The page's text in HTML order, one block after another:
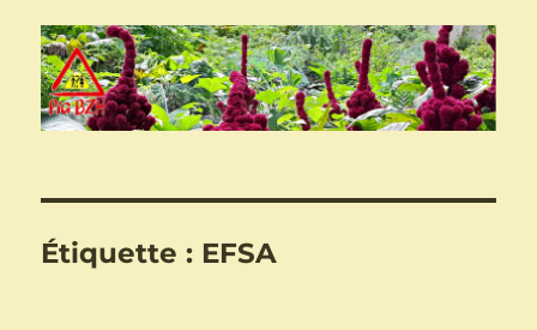
Étiquette : EFSA